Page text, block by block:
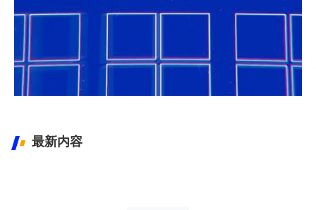
Windows 最新镜像下载
Windows XP-11镜像下载
最新内容